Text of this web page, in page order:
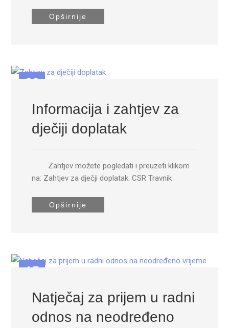
Opširnije
23
Informacija i zahtjev za
dječiji doplatak
Zahtjev možete pogledati i preuzeti klikom
na: Zahtjev za dječji doplatak. CSR Travnik
Opširnije
15
Natječaj za prijem u radni
odnos na neodređeno